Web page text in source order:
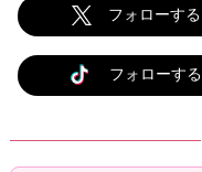
フォローする
フォローする